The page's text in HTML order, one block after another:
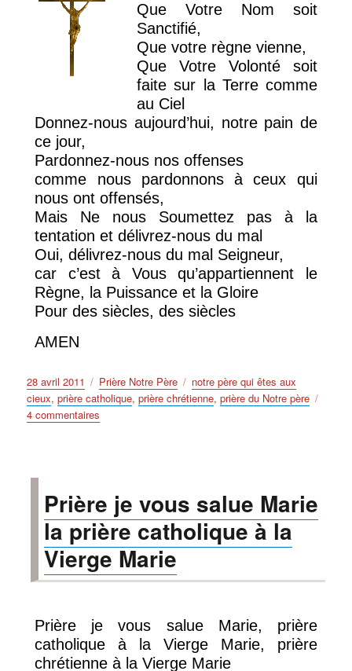
Que Votre Nom soit
Sanctifié,
Que votre règne vienne,
Que Votre Volonté soit
faite sur la Terre comme
au Ciel
Donnez-nous aujourd’hui, notre pain de
ce jour,
Pardonnez-nous nos offenses
comme nous pardonnons à ceux qui
nous ont offensés,
Mais Ne nous Soumettez pas à la
tentation et délivrez-nous du mal
Oui, délivrez-nous du mal Seigneur,
car c’est à Vous qu’appartiennent le
Règne, la Puissance et la Gloire
Pour des siècles, des siècles
AMEN
Publié
le
28 avril 2011 Catégories
Prière Notre Père Étiquettes
notre père qui êtes aux
cieux,prière catholique,prière chrétienne,prière du Notre père
4 commentaires
prière
catholique
prière
chrétienne
Prière je vous salue Marie
la prière catholique à la
Vierge Marie
Prière je vous salue Marie, prière
catholique à la Vierge Marie, prière
chrétienne à la Vierge Marie